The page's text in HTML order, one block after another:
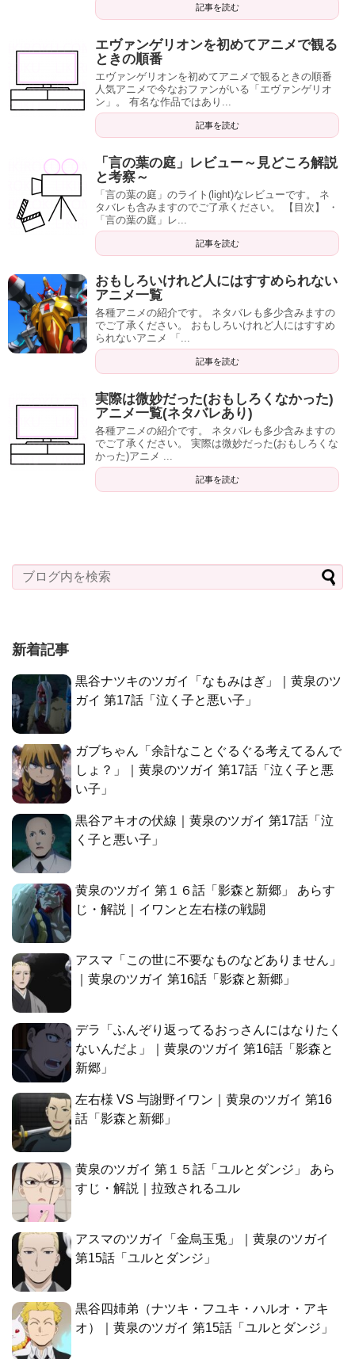
記事を読む
エヴァンゲリオンを初めてアニメで観る
ときの順番
エヴァンゲリオンを初めてアニメで観るときの順番
人気アニメで今なおファンがいる「エヴァンゲリオ
ン」。 有名な作品ではあり...
記事を読む
「言の葉の庭」レビュー～見どころ解説
と考察～
「言の葉の庭」のライト(light)なレビューです。 ネ
タバレも含みますのでご了承ください。 【目次】 ・
「言の葉の庭」レ...
記事を読む
おもしろいけれど人にはすすめられない
アニメ一覧
各種アニメの紹介です。 ネタバレも多少含みますの
でご了承ください。 おもしろいけれど人にはすすめ
られないアニメ 「...
記事を読む
実際は微妙だった(おもしろくなかった)
アニメ一覧(ネタバレあり)
各種アニメの紹介です。 ネタバレも多少含みますの
でご了承ください。 実際は微妙だった(おもしろくな
かった)アニメ ...
記事を読む
新着記事
黒谷ナツキのツガイ「なもみはぎ」｜黄泉のツ
ガイ 第17話「泣く子と悪い子」
ガブちゃん「余計なことぐるぐる考えてるんで
しょ？」｜黄泉のツガイ 第17話「泣く子と悪
い子」
黒谷アキオの伏線｜黄泉のツガイ 第17話「泣
く子と悪い子」
黄泉のツガイ 第１６話「影森と新郷」 あらす
じ・解説｜イワンと左右様の戦闘
アスマ「この世に不要なものなどありません」
｜黄泉のツガイ 第16話「影森と新郷」
デラ「ふんぞり返ってるおっさんにはなりたく
ないんだよ」｜黄泉のツガイ 第16話「影森と
新郷」
左右様 VS 与謝野イワン｜黄泉のツガイ 第16
話「影森と新郷」
黄泉のツガイ 第１５話「ユルとダンジ」 あら
すじ・解説｜拉致されるユル
アスマのツガイ「金烏玉兎」｜黄泉のツガイ
第15話「ユルとダンジ」
黒谷四姉弟（ナツキ・フユキ・ハルオ・アキ
オ）｜黄泉のツガイ 第15話「ユルとダンジ」